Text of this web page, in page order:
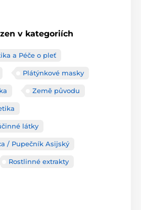
v kategoriích
a Péče o pleť
Plátýnkové masky
Země původu
látky
/ Pupečník Asijský
Rostlinné extrakty